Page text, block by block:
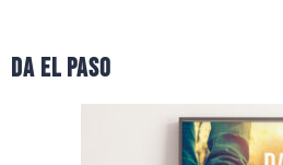
da el paso